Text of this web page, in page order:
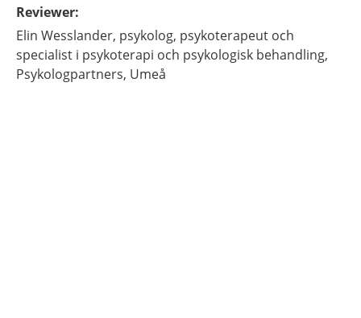
Reviewer:
Elin Wesslander, psykolog, psykoterapeut och
specialist i psykoterapi och psykologisk behandling,
Psykologpartners, Umeå